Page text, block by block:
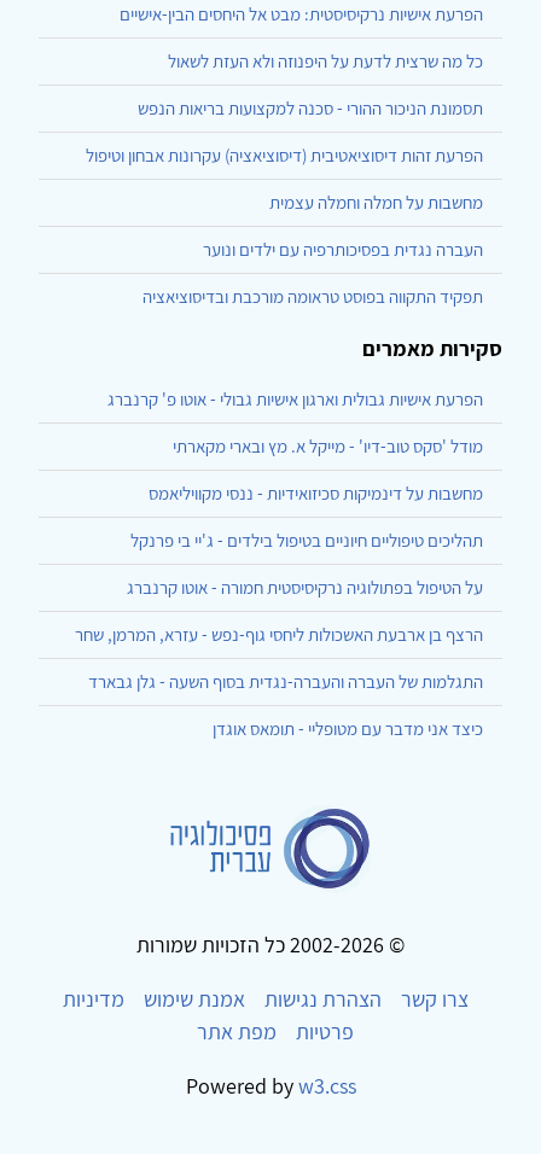
הפרעת אישיות נרקיסיסטית: מבט אל היחסים הבין-אישיים
כל מה שרצית לדעת על היפנוזה ולא העזת לשאול
תסמונת הניכור ההורי - סכנה למקצועות בריאות הנפש
הפרעת זהות דיסוציאטיבית (דיסוציאציה) עקרונות אבחון וטיפול
מחשבות על חמלה וחמלה עצמית
העברה נגדית בפסיכותרפיה עם ילדים ונוער
תפקיד התקווה בפוסט טראומה מורכבת ובדיסוציאציה
סקירות מאמרים
הפרעת אישיות גבולית וארגון אישיות גבולי - אוטו פ' קרנברג
מודל 'סקס טוב-דיו' - מייקל א. מץ ובארי מקארתי
מחשבות על דינמיקות סכיזואידיות - ננסי מקוויליאמס
תהליכים טיפוליים חיוניים בטיפול בילדים - ג'יי בי פרנקל
על הטיפול בפתולוגיה נרקיסיסטית חמורה - אוטו קרנברג
הרצף בן ארבעת האשכולות ליחסי גוף-נפש - עזרא, המרמן, שחר
התגלמות של העברה והעברה-נגדית בסוף השעה - גלן גבארד
כיצד אני מדבר עם מטופליי - תומאס אוגדן
© 2002-2026 כל הזכויות שמורות
צרו קשר
הצהרת נגישות אמנת שימוש
מדיניות
פרטיות
מפת אתר
Powered byw3.css